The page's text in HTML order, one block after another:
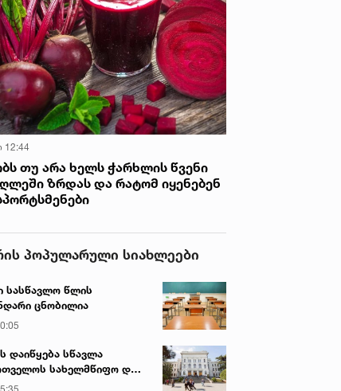
12:44
თუ არა ხელს ჭარხლის წვენი
ზრდას და რატომ იყენებენ
პოპულარული სიახლეები
სასწავლო წლის
ცნობილია
დაიწყება სწავლა
სახელმწიფო და
უნივერსიტეტებში